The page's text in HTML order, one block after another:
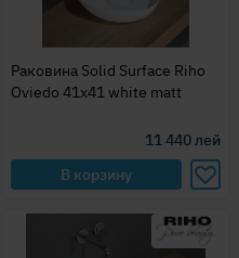
Раковина Solid Surface Riho
Oviedo 41x41 white matt
11 440лей
В корзину